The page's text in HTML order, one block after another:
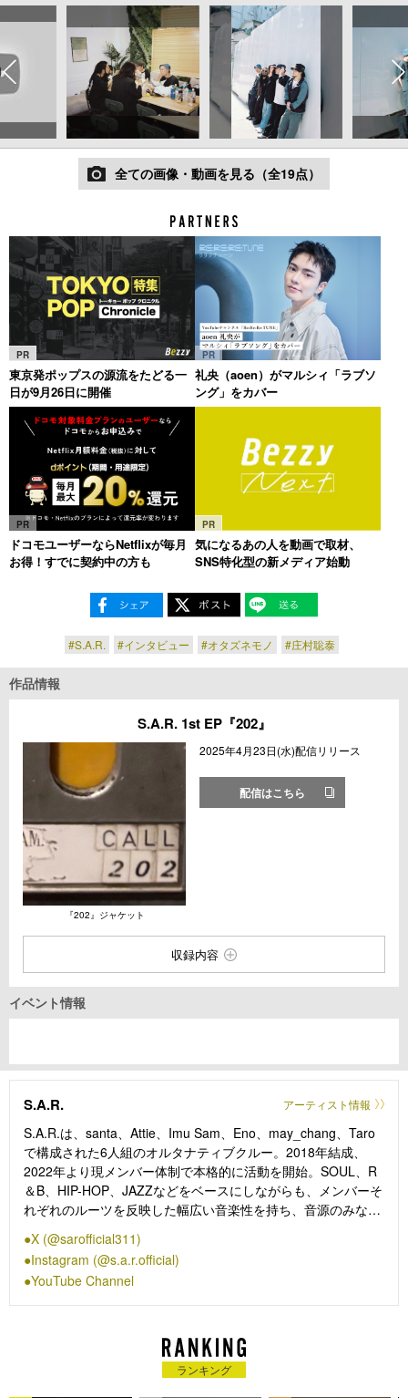
全ての画像・動画を見る（全19点）
PR
東京発ポップスの源流をたどる一
日が9月26日に開催
PR
礼央（aoen）がマルシィ「ラブソ
ング」をカバー
PR
ドコモユーザーならNetflixが毎月
お得！すでに契約中の方も
PR
気になるあの人を動画で取材、
SNS特化型の新メディア始動
#S.A.R. #インタビュー #オタズネモノ #庄村聡泰
作品情報
S.A.R. 1st EP『202』
『202』ジャケット
2025年4月23日(水)配信リリース
配信はこちら
収録内容
イベント情報
S.A.R. アーティスト情報
S.A.R.は、santa、Attie、Imu Sam、Eno、may_chang、Taro
で構成された6人組のオルタナティブクルー。2018年結成、
2022年より現メンバー体制で本格的に活動を開始。SOUL、R
＆B、HIP-HOP、JAZZなどをベースにしながらも、メンバーそ
れぞれのルーツを反映した幅広い音楽性を持ち、音源のみなら
X (@sarofficial311)
Instagram (@s.a.r.official)
YouTube Channel
ランキング